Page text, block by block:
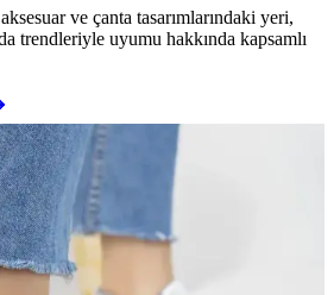
ve çanta tasarımlarındaki yeri,
trendleriyle uyumu hakkında kapsamlı